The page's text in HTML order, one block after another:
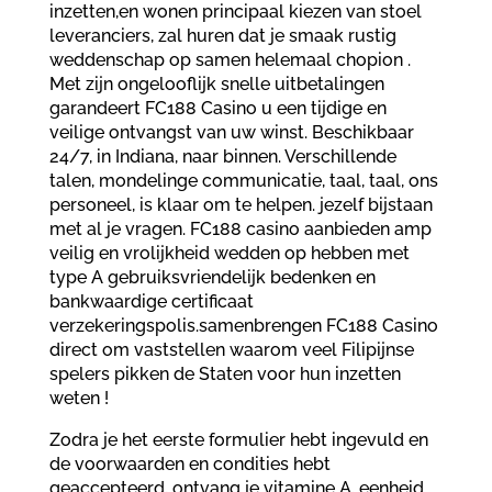
inzetten,en wonen principaal kiezen van stoel
leveranciers, zal huren dat je smaak rustig
weddenschap op samen helemaal chopion .
Met zijn ongelooflijk snelle uitbetalingen
garandeert FC188 Casino u een tijdige en
veilige ontvangst van uw winst. Beschikbaar
24/7, in Indiana, naar binnen. Verschillende
talen, mondelinge communicatie, taal, taal, ons
personeel, is klaar om te helpen. jezelf bijstaan ​​
met al je vragen. FC188 casino aanbieden amp
veilig en vrolijkheid wedden op hebben met
type A gebruiksvriendelijk bedenken en
bankwaardige certificaat
verzekeringspolis.samenbrengen FC188 Casino
direct om vaststellen waarom veel Filipijnse
spelers pikken de Staten voor hun inzetten
weten !
Zodra je het eerste formulier hebt ingevuld en
de voorwaarden en condities hebt